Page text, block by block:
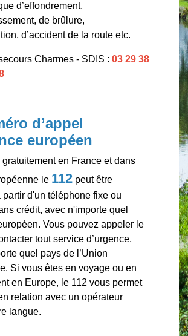
d’effondrement,
de brûlure,
d’accident de la route etc.
Charmes - SDIS : 03 29 38
d’appel
européen
en France et dans
le 112 peut être
partir d'un téléphone fixe ou
crédit, avec n'importe quel
Vous pouvez appeler le
tout service d’urgence,
quel pays de l’Union
Si vous êtes en voyage ou en
en Europe, le 112 vous permet
relation avec un opérateur
langue.